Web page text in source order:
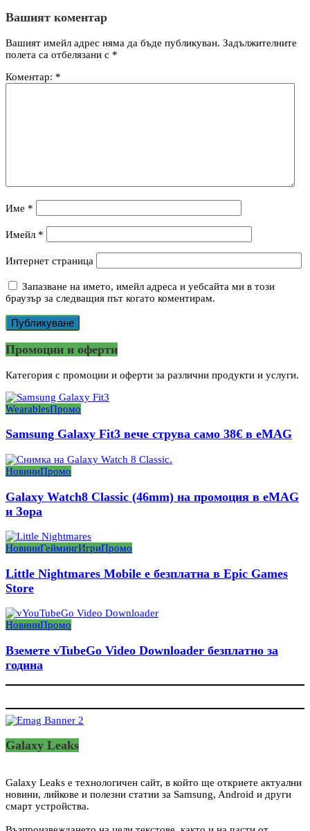
Вашият коментар
Вашият имейл адрес няма да бъде публикуван. Задължителните
полета са отбелязани с *
Коментар: *
Име *
Имейл *
Интернет страница
Запазване на името, имейл адреса и уебсайта ми в този
браузър за следващия път когато коментирам.
Промоции и оферти
Категория с промоции и оферти за различни продукти и услуги.
WearablesПромо
Samsung Galaxy Fit3 вече струва само 38€ в eMAG
НовиниПромо
Galaxy Watch8 Classic (46mm) на промоция в eMAG
и Зора
НовиниГеймингИгриПромо
Little Nightmares Mobile е безплатна в Epic Games
Store
НовиниПромо
Вземете vTubeGo Video Downloader безплатно за
година
Galaxy Leaks
Galaxy Leaks е технологичен сайт, в който ще откриете актуални
новини, лийкове и полезни статии за Samsung, Android и други
смарт устройства.